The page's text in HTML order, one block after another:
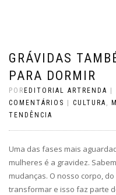
GRÁVIDAS
PARA DORMIR
POREDITORIAL ARTRENDA |
COMENTÁRIOS | CULTURA
TENDÊNCIA
Uma das fases mais
mulheres é a gravidez.
mudanças. O nosso corpo,
transformar e isso faz parte